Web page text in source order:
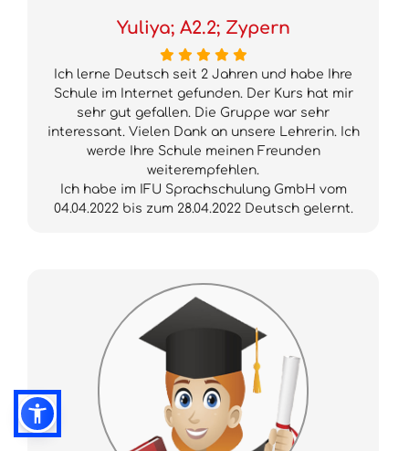
Yuliya; A2.2; Zypern
Ich lerne Deutsch seit 2 Jahren und habe Ihre
Schule im Internet gefunden. Der Kurs hat mir
sehr gut gefallen. Die Gruppe war sehr
interessant. Vielen Dank an unsere Lehrerin. Ich
werde Ihre Schule meinen Freunden
weiterempfehlen.
Ich habe im IFU Sprachschulung GmbH vom
04.04.2022 bis zum 28.04.2022 Deutsch gelernt.